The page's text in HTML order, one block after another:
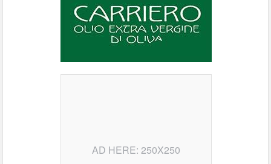
AD HERE: 250X250